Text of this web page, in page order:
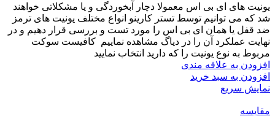
یونیت های ای بی اس معمولا دچار آبخوردگی و یا مشکلاتی خواهند
شد که می توانیم توسط تستر کارینو انواع مختلف یونیت های ترمز
ضد قفل یا همان ای بی اس را مورد تست و بررسی قرار دهیم و در
نهایت عملکرد آن را در دیاگ مشاهده نماییم کافیست سوکت
مربوط به نوع یونیت را که دارید انتخاب نمایید
افزودن به علاقه مندی
افزودن به سبد خرید
نمایش سریع
مقايسه